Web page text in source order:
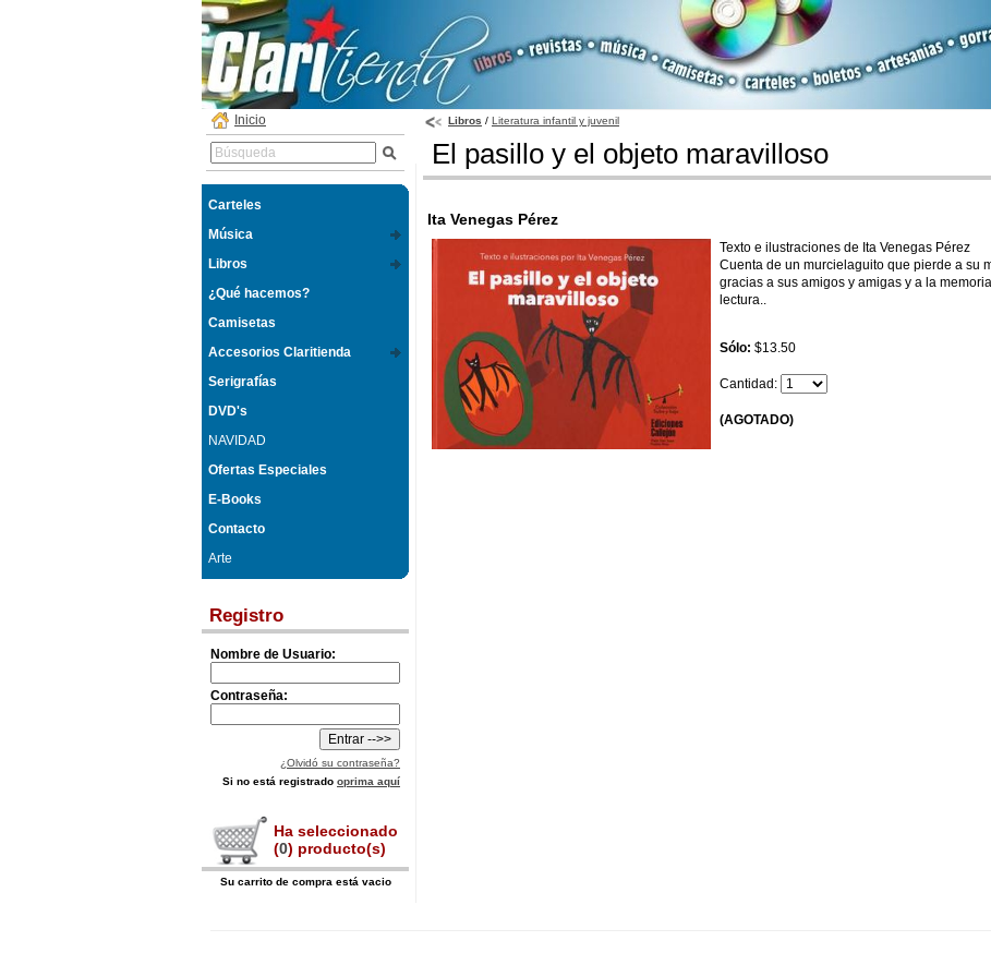
Inicio
Carteles
Música
Libros
¿Qué hacemos?
Camisetas
Accesorios Claritienda
Serigrafías
DVD's
NAVIDAD
Ofertas Especiales
E-Books
Contacto
Arte
Registro
Nombre de Usuario:
Contraseña:
¿Olvidó su contraseña?
Si no está registrado oprima aquí
Ha seleccionado
(0) producto(s)
Su carrito de compra está vacio
Libros / Literatura infantil y juvenil
El pasillo y el objeto maravilloso
Ita Venegas Pérez
Texto e ilustraciones de Ita Venegas Pérez
Cuenta de un murcielaguito que pierde a su
gracias a sus amigos y amigas y a la
lectura..
Sólo: $13.50
Cantidad:
(AGOTADO)